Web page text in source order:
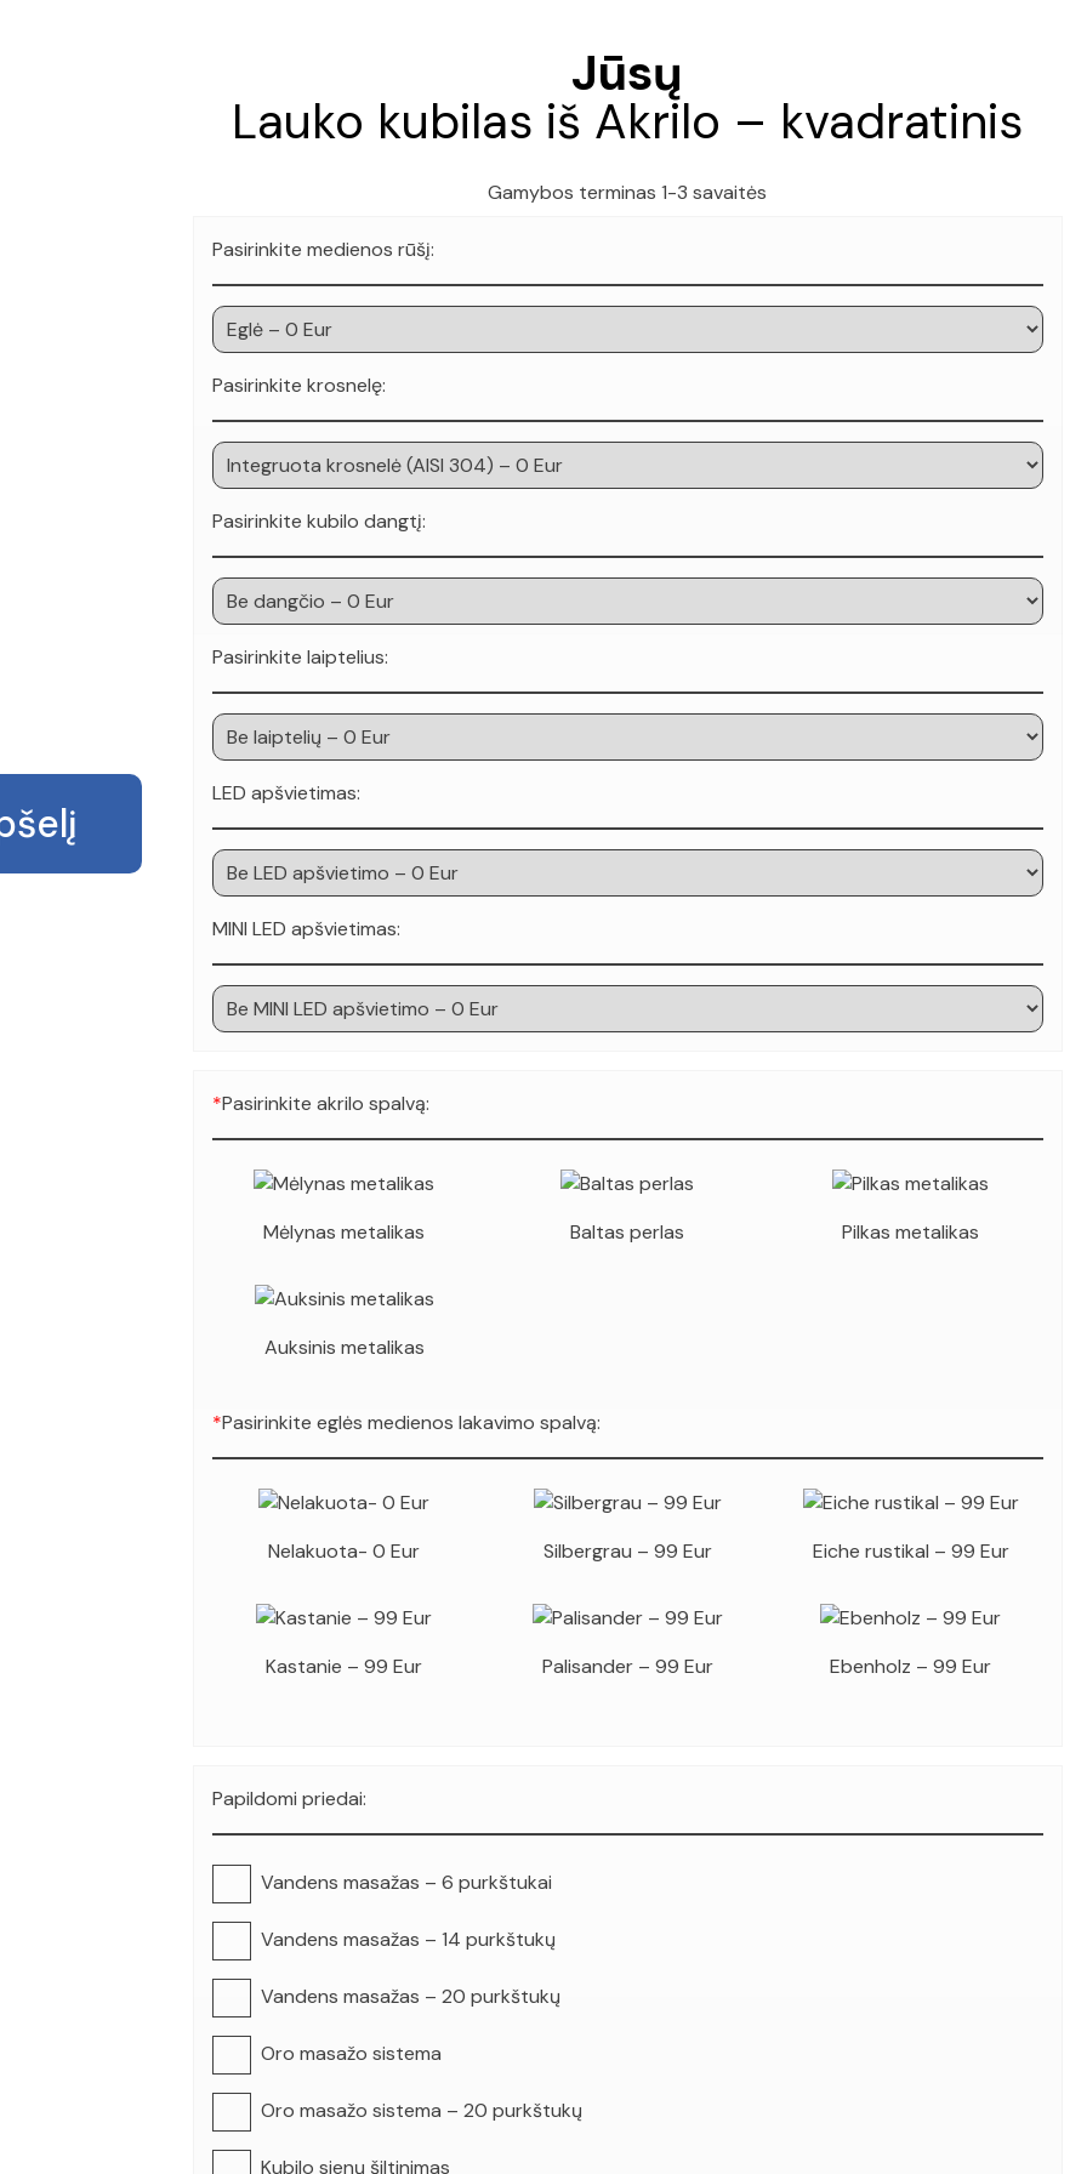
Jūsų
Lauko kubilas iš Akrilo – kvadratinis
Gamybos terminas 1-3 savaitės
Pasirinkite medienos rūšį:
Pasirinkite krosnelę:
Pasirinkite kubilo dangtį:
Pasirinkite laiptelius:
LED apšvietimas:
MINI LED apšvietimas:
*Pasirinkite akrilo spalvą:
Mėlynas metalikas Baltas perlas Pilkas metalikas
Auksinis metalikas
*Pasirinkite eglės medienos lakavimo spalvą:
Nelakuota- 0 Eur Silbergrau – 99 Eur Eiche rustikal – 99 Eur
Kastanie – 99 Eur Palisander – 99 Eur Ebenholz – 99 Eur
Papildomi priedai:
Vandens masažas – 6 purkštukai
Vandens masažas – 14 purkštukų
Vandens masažas – 20 purkštukų
Oro masažo sistema
Oro masažo sistema – 20 purkštukų
Kubilo sienų šiltinimas